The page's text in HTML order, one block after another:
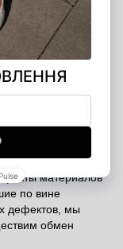
наличными,
в наших магазинах
месяцев.
на 12
наших
дарила
материалов
по вине
дефектов, мы
обмен